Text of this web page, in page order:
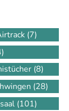
(7)
(8)
(28)
(101)